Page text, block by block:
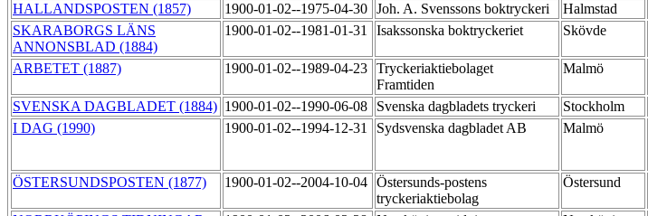
HALLANDSPOSTEN (1857) 1900-01-02--1975-04-30 Joh. A. Svenssons boktryckeri Halmstad
SKARABORGS LÄNS
ANNONSBLAD (1884)
1900-01-02--1981-01-31 Isakssonska boktryckeriet Skövde
ARBETET (1887) 1900-01-02--1989-04-23 Tryckeriaktiebolaget
Framtiden
Malmö
SVENSKA DAGBLADET (1884) 1900-01-02--1990-06-08 Svenska dagbladets tryckeri Stockholm
I DAG (1990) 1900-01-02--1994-12-31 Sydsvenska dagbladet AB Malmö
ÖSTERSUNDSPOSTEN (1877) 1900-01-02--2004-10-04 Östersunds-postens
tryckeriaktiebolag
Östersund